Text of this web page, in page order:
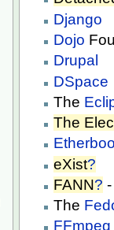
Django
Dojo
Drupal
DSpace
The
The
eXist?
FANN?
The
FFmpeg